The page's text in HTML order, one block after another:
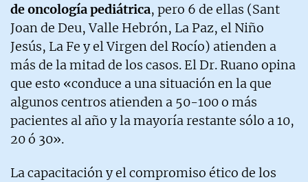
de oncología pediátrica, pero 6 de ellas (Sant
Joan de Deu, Valle Hebrón, La Paz, el Niño
Jesús, La Fe y el Virgen del Rocío) atienden a
más de la mitad de los casos. El Dr. Ruano opina
que esto «conduce a una situación en la que
algunos centros atienden a 50-100 o más
pacientes al año y la mayoría restante sólo a 10,
20 ó 30».
La capacitación y el compromiso ético de los